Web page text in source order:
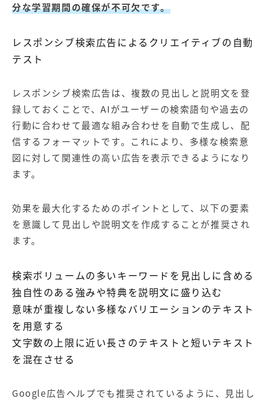
分な学習期間の確保が不可欠です。
レスポンシブ検索広告によるクリエイティブの自動
テスト
レスポンシブ検索広告は、複数の見出しと説明文を登
録しておくことで、AIがユーザーの検索語句や過去の
行動に合わせて最適な組み合わせを自動で生成し、配
信するフォーマットです。これにより、多様な検索意
図に対して関連性の高い広告を表示できるようになり
ます。
効果を最大化するためのポイントとして、以下の要素
を意識して見出しや説明文を作成することが推奨され
ます。
検索ボリュームの多いキーワードを見出しに含める
独自性のある強みや特典を説明文に盛り込む
意味が重複しない多様なバリエーションのテキスト
を用意する
文字数の上限に近い長さのテキストと短いテキスト
を混在させる
Google広告ヘルプでも推奨されているように、見出し